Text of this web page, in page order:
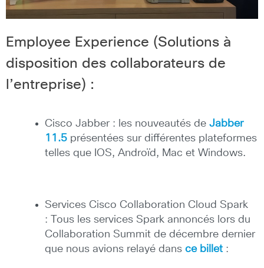
Employee Experience (Solutions à
disposition des collaborateurs de
l’entreprise) :
Cisco Jabber : les nouveautés de Jabber
11.5 présentées sur différentes plateformes
telles que IOS, Androïd, Mac et Windows.
Services Cisco Collaboration Cloud Spark
: Tous les services Spark annoncés lors du
Collaboration Summit de décembre dernier
que nous avions relayé dans ce billet :